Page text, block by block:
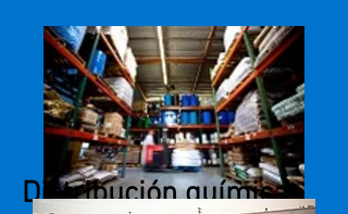
Distribución química